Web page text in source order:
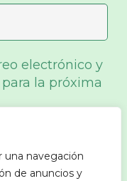
una navegación
de anuncios y
electrónico y
la próxima
en